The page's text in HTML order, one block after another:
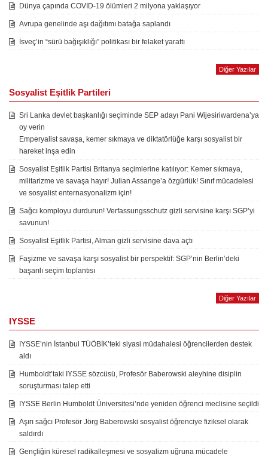
Dünya çapında COVID-19 ölümleri 2 milyona yaklaşıyor
Avrupa genelinde aşı dağıtımı batağa saplandı
İsveç’in “sürü bağışıklığı” politikası bir felaket yarattı
Diğer Yazılar
Sosyalist Eşitlik Partileri
Sri Lanka devlet başkanlığı seçiminde SEP adayı Pani Wijesiriwardena’ya
oy verin
Emperyalist savaşa, kemer sıkmaya ve diktatörlüğe karşı sosyalist bir
hareket inşa edin
Sosyalist Eşitlik Partisi Britanya seçimlerine katılıyor: Kemer sıkmaya,
militarizme ve savaşa hayır! Julian Assange’a özgürlük! Sınıf mücadelesi
ve sosyalist enternasyonalizm için!
Sağcı komployu durdurun! Verfassungsschutz gizli servisine karşı SGP’yi
savunun!
Sosyalist Eşitlik Partisi, Alman gizli servisine dava açtı
Faşizme ve savaşa karşı sosyalist bir perspektif: SGP’nin Berlin’deki
başarılı seçim toplantısı
Diğer Yazılar
IYSSE
IYSSE’nin İstanbul TÜÖBİK’teki siyasi müdahalesi öğrencilerden destek
aldı
Humboldt’taki IYSSE sözcüsü, Profesör Baberowski aleyhine disiplin
soruşturması talep etti
IYSSE Berlin Humboldt Üniversitesi’nde yeniden öğrenci meclisine seçildi
Aşırı sağcı Profesör Jörg Baberowski sosyalist öğrenciye fiziksel olarak
saldırdı
Gençliğin küresel radikalleşmesi ve sosyalizm uğruna mücadele